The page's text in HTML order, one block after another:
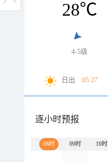
28℃
4-5级
日出 05:27
逐小时预报
08时 09时 10时